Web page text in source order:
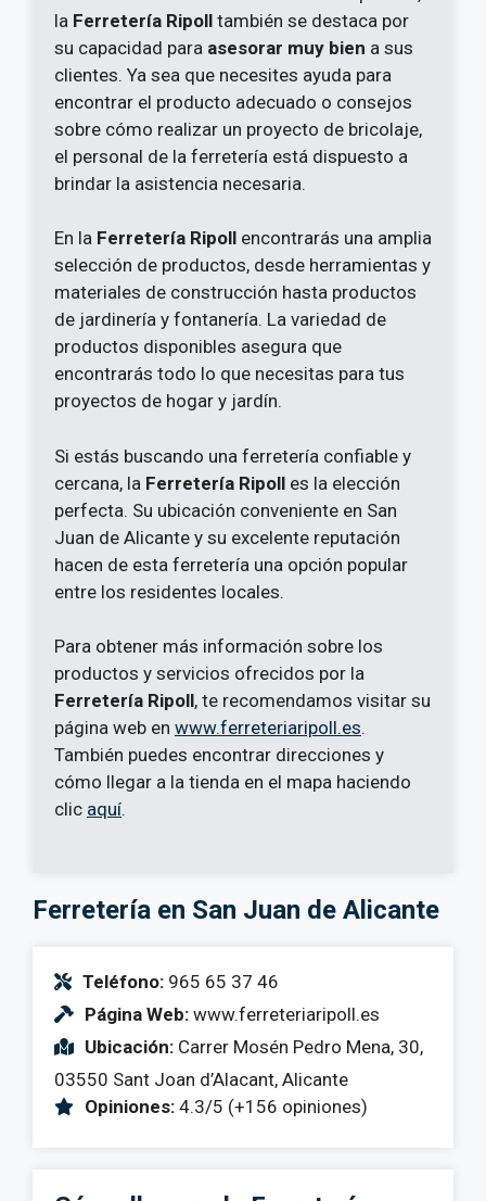
la Ferretería Ripoll también se destaca por
su capacidad para asesorar muy bien a sus
clientes. Ya sea que necesites ayuda para
encontrar el producto adecuado o consejos
sobre cómo realizar un proyecto de bricolaje,
el personal de la ferretería está dispuesto a
brindar la asistencia necesaria.
En la Ferretería Ripoll encontrarás una amplia
selección de productos, desde herramientas y
materiales de construcción hasta productos
de jardinería y fontanería. La variedad de
productos disponibles asegura que
encontrarás todo lo que necesitas para tus
proyectos de hogar y jardín.
Si estás buscando una ferretería confiable y
cercana, la Ferretería Ripoll es la elección
perfecta. Su ubicación conveniente en San
Juan de Alicante y su excelente reputación
hacen de esta ferretería una opción popular
entre los residentes locales.
Para obtener más información sobre los
productos y servicios ofrecidos por la
Ferretería Ripoll, te recomendamos visitar su
página web en www.ferreteriaripoll.es.
También puedes encontrar direcciones y
cómo llegar a la tienda en el mapa haciendo
clic aquí.
Ferretería en San Juan de Alicante
Teléfono: 965 65 37 46
Página Web: www.ferreteriaripoll.es
Ubicación: Carrer Mosén Pedro Mena, 30,
03550 Sant Joan d’Alacant, Alicante
Opiniones: 4.3/5 (+156 opiniones)